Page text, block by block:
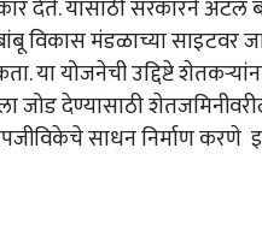
देते. यासाठी सरकारने
बांबू विकास मंडळाच्या
या योजनेची उद्दिष्टे
जोड देण्यासाठी
साधन निर्माण करणे